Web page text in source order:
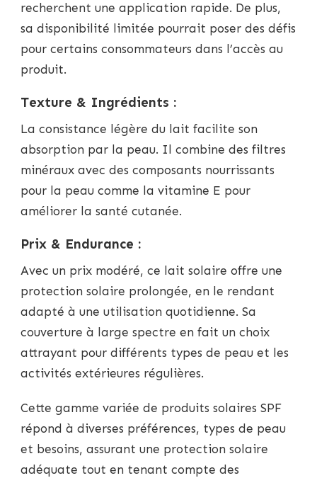
recherchent une application rapide. De plus,
sa disponibilité limitée pourrait poser des défis
pour certains consommateurs dans l’accès au
produit.
Texture & Ingrédients :
La consistance légère du lait facilite son
absorption par la peau. Il combine des filtres
minéraux avec des composants nourrissants
pour la peau comme la vitamine E pour
améliorer la santé cutanée.
Prix & Endurance :
Avec un prix modéré, ce lait solaire offre une
protection solaire prolongée, en le rendant
adapté à une utilisation quotidienne. Sa
couverture à large spectre en fait un choix
attrayant pour différents types de peau et les
activités extérieures régulières.
Cette gamme variée de produits solaires SPF
répond à diverses préférences, types de peau
et besoins, assurant une protection solaire
adéquate tout en tenant compte des